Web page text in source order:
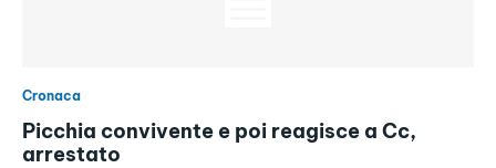
Cronaca
Picchia convivente e poi reagisce a Cc,
arrestato